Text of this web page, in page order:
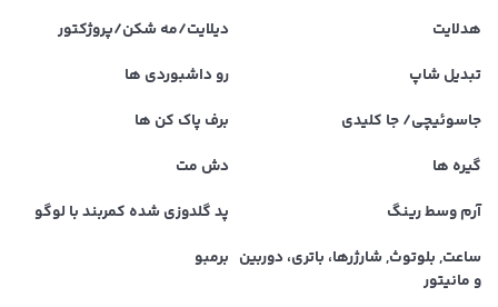
هدلایت
دیلایت/مه شکن/پروژکتور
تبدیل شاپ
رو داشبوردی ها
جاسوئیچی/ جا کلیدی
برف پاک کن ها
گیره ها
دش مت
آرم وسط رینگ
پد گلدوزی شده کمربند با لوگو
ساعت, بلوتوث, شارژرها، باتری، دوربین
و مانیتور
برمبو